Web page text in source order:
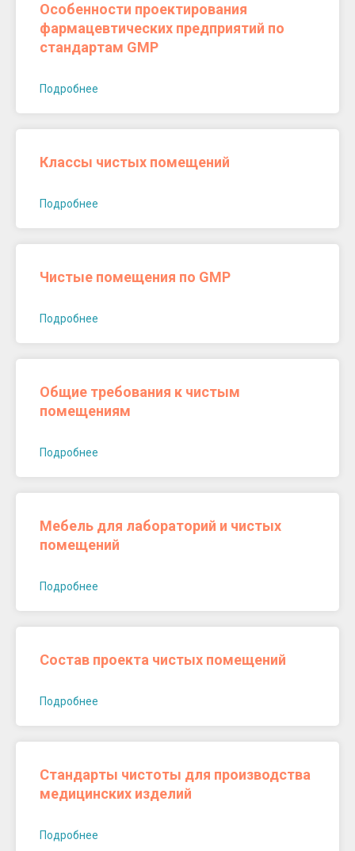
Особенности проектирования
фармацевтических предприятий по
стандартам GMP
Подробнее
Классы чистых помещений
Подробнее
Чистые помещения по GMP
Подробнее
Общие требования к чистым
помещениям
Подробнее
Мебель для лабораторий и чистых
помещений
Подробнее
Состав проекта чистых помещений
Подробнее
Стандарты чистоты для производства
медицинских изделий
Подробнее